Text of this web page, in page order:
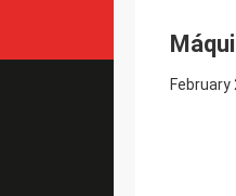
February